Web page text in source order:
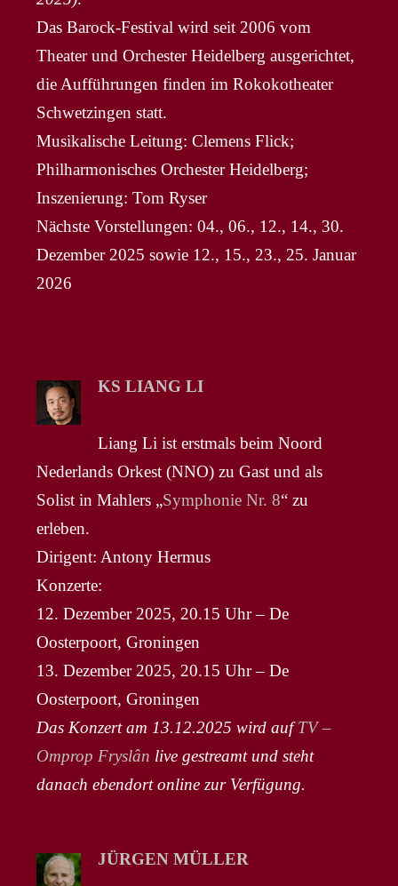
Das Barock-Festival wird seit 2006 vom
Theater und Orchester Heidelberg ausgerichtet,
die Aufführungen finden im Rokokotheater
Schwetzingen statt.
Musikalische Leitung: Clemens Flick;
Philharmonisches Orchester Heidelberg;
Inszenierung: Tom Ryser
Nächste Vorstellungen: 04., 06., 12., 14., 30.
Dezember 2025 sowie 12., 15., 23., 25. Januar
2026
KS LIANG LI
Liang Li ist erstmals beim Noord
Nederlands Orkest (NNO) zu Gast und als
Solist in Mahlers „Symphonie Nr. 8“ zu
erleben.
Dirigent: Antony Hermus
Konzerte:
12. Dezember 2025, 20.15 Uhr – De
Oosterpoort, Groningen
13. Dezember 2025, 20.15 Uhr – De
Oosterpoort, Groningen
Das Konzert am 13.12.2025 wird aufTV –
Omprop Fryslân live gestreamt und steht
danach ebendort online zur Verfügung.
JÜRGEN MÜLLER